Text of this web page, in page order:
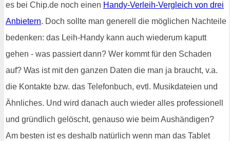
es bei Chip.de noch einen Handy-Verleih-Vergleich von drei
Anbietern. Doch sollte man generell die möglichen Nachteile
bedenken: das Leih-Handy kann auch wiederum kaputt
gehen - was passiert dann? Wer kommt für den Schaden
auf? Was ist mit den ganzen Daten die man ja braucht, v.a.
die Kontakte bzw. das Telefonbuch, evtl. Musikdateien und
Ähnliches. Und wird danach auch wieder alles professionell
und gründlich gelöscht, genauso wie beim Aushändigen?
Am besten ist es deshalb natürlich wenn man das Tablet